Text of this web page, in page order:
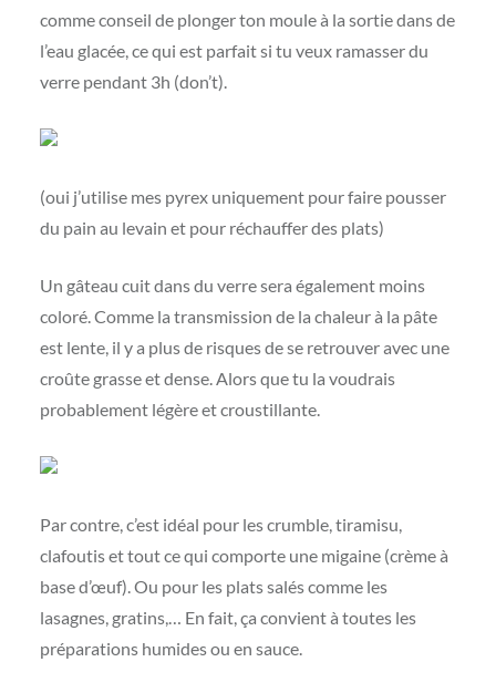
comme conseil de plonger ton moule à la sortie dans de
l’eau glacée, ce qui est parfait si tu veux ramasser du
verre pendant 3h (don’t).
(oui j’utilise mes pyrex uniquement pour faire pousser
du pain au levain et pour réchauffer des plats)
Un gâteau cuit dans du verre sera également moins
coloré. Comme la transmission de la chaleur à la pâte
est lente, il y a plus de risques de se retrouver avec une
croûte grasse et dense. Alors que tu la voudrais
probablement légère et croustillante.
Par contre, c’est idéal pour les crumble, tiramisu,
clafoutis et tout ce qui comporte une migaine (crème à
base d’œuf). Ou pour les plats salés comme les
lasagnes, gratins,… En fait, ça convient à toutes les
préparations humides ou en sauce.